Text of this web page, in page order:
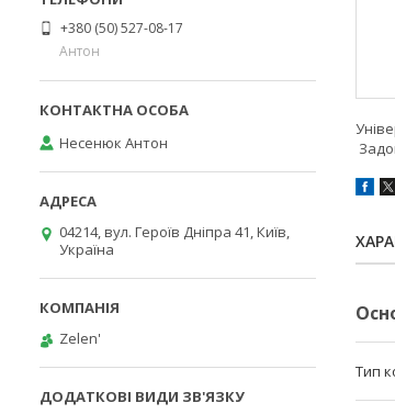
Тип
+380 (50) 527-08-17
Антон
Несенюк Антон
04214, вул. Героїв Дніпра 41, Київ,
Україна
Zelen'